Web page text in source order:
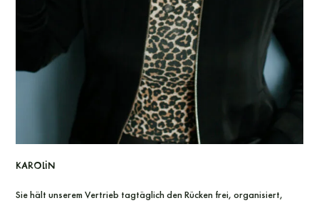
Karolin
Sie hält unserem Vertrieb tagtäglich den Rücken frei, organisiert,